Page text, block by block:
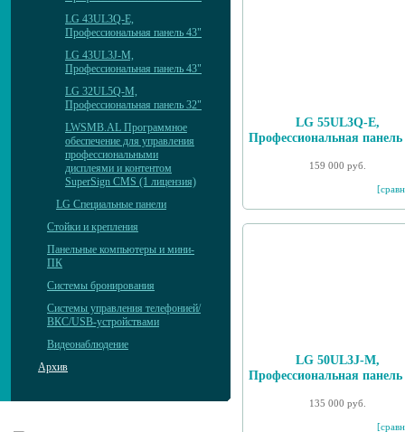
LG 43UL3Q-E,
Профессиональная панель 43"
LG 43UL3J-M,
Профессиональная панель 43"
LG 32UL5Q-M,
Профессиональная панель 32"
LWSMB.AL Программное
обеспечение для управления
профессиональными
дисплеями и контентом
SuperSign CMS (1 лицензия)
LG Специальные панели
Стойки и крепления
Панельные компьютеры и мини-
ПК
Системы бронирования
Системы управления телефонией/
ВКС/USB-устройствами
Видеонаблюдение
Архив
LG 55UL3Q-E,
Профессиональная
159 000 руб.
LG 50UL3J-M,
Профессиональная
135 000 руб.